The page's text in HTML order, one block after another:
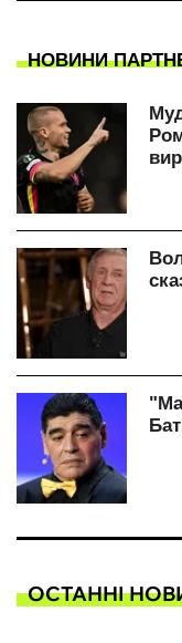
ОСТАННІ